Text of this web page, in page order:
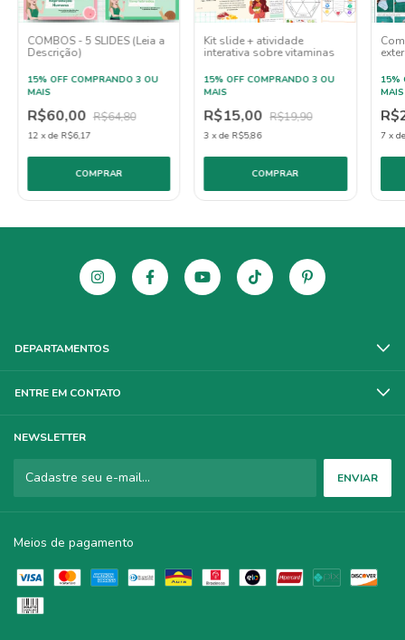
COMBOS - 5 SLIDES (Leia a
Descrição)
15% OFF COMPRANDO 3 OU
MAIS
R$60,00 R$64,80
12 xde R$6,17
Kit slide + atividade
interativa sobre vitaminas
15% OFF COMPRANDO 3 OU
MAIS
R$15,00 R$19,90
3 xde R$5,86
15%
MAIS
7 x
DEPARTAMENTOS
ENTRE EM CONTATO
NEWSLETTER
Meios de pagamento